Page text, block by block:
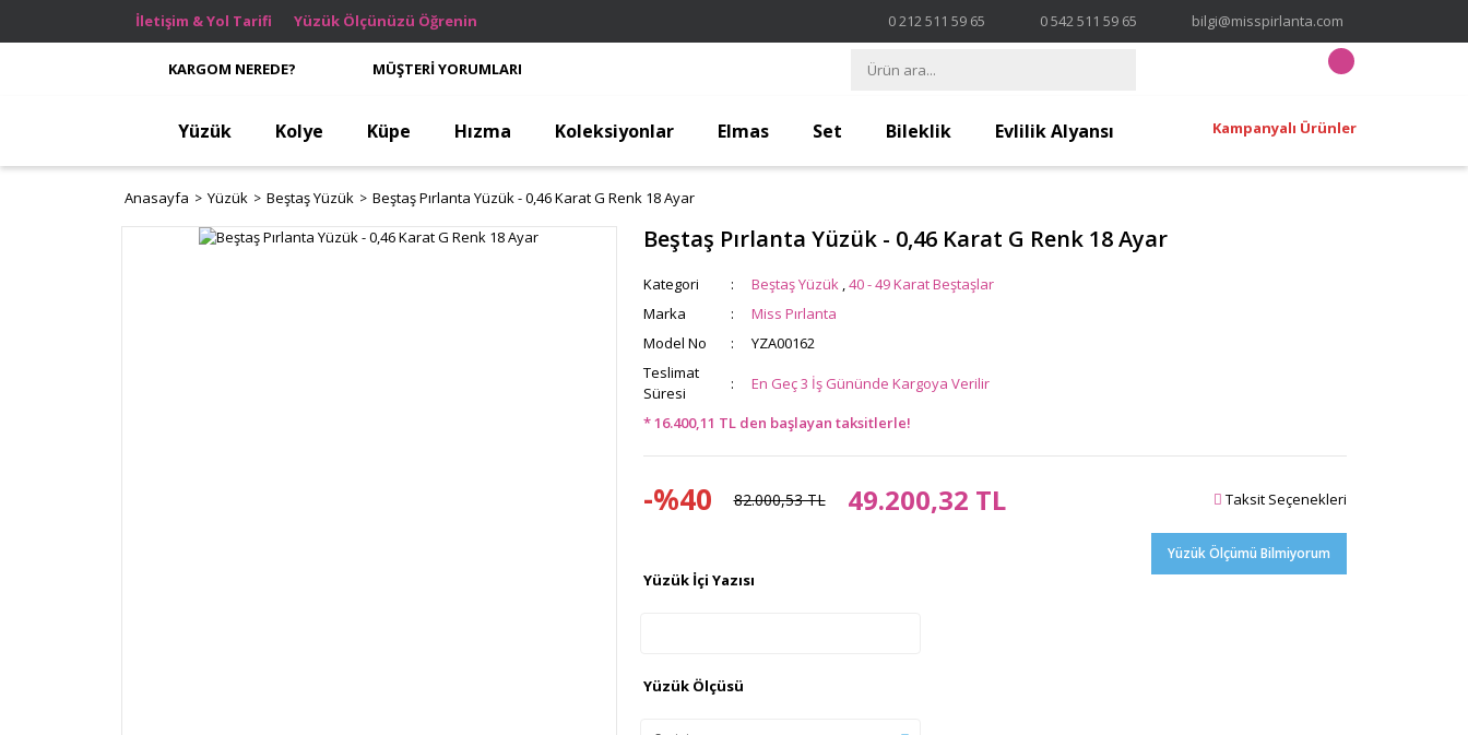
İletişim & Yol Tarifi Yüzük Ölçünüzü Öğrenin 0 212 511 59 65 0 542 511 59 65 bilgi@misspirlanta.com
KARGOM NEREDE? MÜŞTERİ YORUMLARI
Yüzük Kolye Küpe Hızma Koleksiyonlar Elmas Set Bileklik Evlilik Alyansı Kampanyalı Ürünler
Anasayfa Yüzük Beştaş Yüzük Beştaş Pırlanta Yüzük - 0,46 Karat G Renk 18 Ayar
Beştaş Pırlanta Yüzük - 0,46 Karat G Renk 18 Ayar
Kategori Beştaş Yüzük ,40 - 49 Karat Beştaşlar
Marka
Miss Pırlanta
Model No
YZA00162
Teslimat
Süresi
En Geç 3 İş Gününde Kargoya Verilir
* 16.400,11 TL den başlayan taksitlerle!
-%40 82.000,53 TL 49.200,32 TL Taksit Seçenekleri
Yüzük Ölçümü Bilmiyorum
Yüzük İçi Yazısı
Yüzük Ölçüsü